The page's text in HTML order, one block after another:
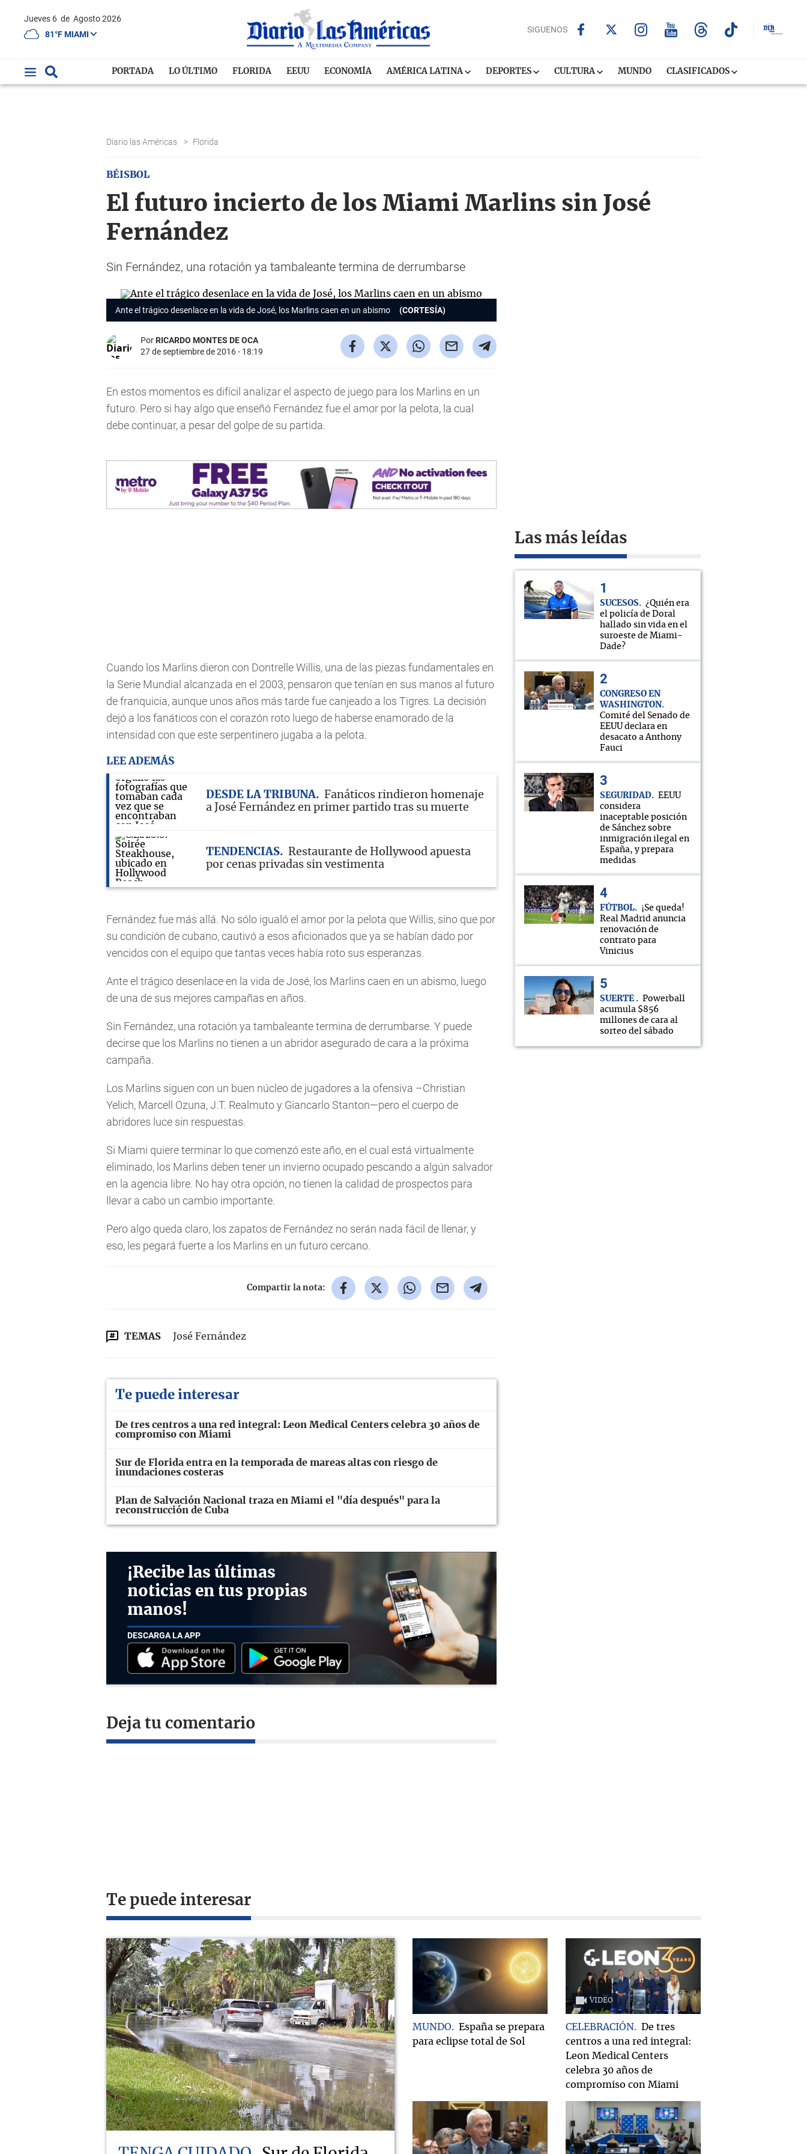
Jueves 6 de Agosto 2026
81°F MIAMI
SIGUENOS
PORTADA LO ÚLTIMO FLORIDA EEUU ECONOMÍA AMÉRICA LATINA DEPORTES CULTURA MUNDO CLASIFICADOS
Diario las Américas > Florida
BÉISBOL
El futuro incierto de los Miami Marlins sin José
Fernández
Sin Fernández, una rotación ya tambaleante termina de derrumbarse
Ante el trágico desenlace en la vida de José, los Marlins caen en un abismo (CORTESÍA)
PorRICARDO MONTES DE OCA
27 de septiembre de 2016 - 18:19
En estos momentos es difícil analizar el aspecto de juego para los Marlins en un
futuro. Pero si hay algo que enseñó Fernández fue el amor por la pelota, la cual
debe continuar, a pesar del golpe de su partida.
Cuando los Marlins dieron con Dontrelle Willis, una de las piezas fundamentales en
la Serie Mundial alcanzada en el 2003, pensaron que tenían en sus manos al futuro
de franquicia, aunque unos años más tarde fue canjeado a los Tigres. La decisión
dejó a los fanáticos con el corazón roto luego de haberse enamorado de la
intensidad con que este serpentinero jugaba a la pelota.
LEE ADEMÁS
DESDE LA TRIBUNA
Fanáticos rindieron homenaje
a José Fernández en primer partido tras su muerte
TENDENCIAS
Restaurante de Hollywood apuesta
por cenas privadas sin vestimenta
Fernández fue más allá. No sólo igualó el amor por la pelota que Willis, sino que por
su condición de cubano, cautivó a esos aficionados que ya se habían dado por
vencidos con el equipo que tantas veces había roto sus esperanzas.
Ante el trágico desenlace en la vida de José, los Marlins caen en un abismo, luego
de una de sus mejores campañas en años.
Sin Fernández, una rotación ya tambaleante termina de derrumbarse. Y puede
decirse que los Marlins no tienen a un abridor asegurado de cara a la próxima
campaña.
Los Marlins siguen con un buen núcleo de jugadores a la ofensiva –Christian
Yelich, Marcell Ozuna, J.T. Realmuto y Giancarlo Stanton—pero el cuerpo de
abridores luce sin respuestas.
Si Miami quiere terminar lo que comenzó este año, en el cual está virtualmente
eliminado, los Marlins deben tener un invierno ocupado pescando a algún salvador
en la agencia libre. No hay otra opción, no tienen la calidad de prospectos para
llevar a cabo un cambio importante.
Pero algo queda claro, los zapatos de Fernández no serán nada fácil de llenar, y
eso, les pegará fuerte a los Marlins en un futuro cercano.
Compartir la nota:
TEMAS José Fernández
Te puede interesar
De tres centros a una red integral: Leon Medical Centers celebra 30 años de
compromiso con Miami
Sur de Florida entra en la temporada de mareas altas con riesgo de
inundaciones costeras
Plan de Salvación Nacional traza en Miami el "día después" para la
reconstrucción de Cuba
¡Recibe las últimas
noticias en tus propias
manos!
DESCARGA LA APP
Deja tu comentario
Las más leídas
SUCESOS
¿Quién era
el policía de Doral
hallado sin vida en el
suroeste de Miami-
Dade?
CONGRESO EN
WASHINGTON
Comité del Senado de
EEUU declara en
desacato a Anthony
Fauci
SEGURIDAD
EEUU
considera
inaceptable posición
de Sánchez sobre
inmigración ilegal en
España, y prepara
medidas
FÚTBOL
¡Se queda!
Real Madrid anuncia
renovación de
contrato para
Vinicius
SUERTE
Powerball
acumula $856
millones de cara al
sorteo del sábado
Te puede interesar
MUNDO
España se prepara
para eclipse total de Sol
VIDEO
CELEBRACIÓN
De tres
centros a una red integral:
Leon Medical Centers
celebra 30 años de
compromiso con Miami